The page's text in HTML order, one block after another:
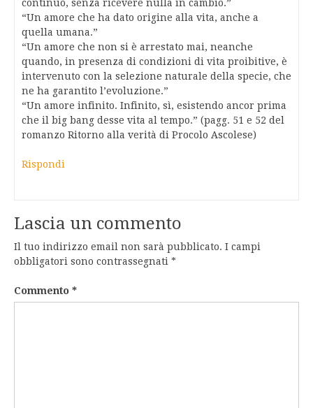
continuo, senza ricevere nulla in cambio.”
“Un amore che ha dato origine alla vita, anche a
quella umana.”
“Un amore che non si è arrestato mai, neanche
quando, in presenza di condizioni di vita proibitive, è
intervenuto con la selezione naturale della specie, che
ne ha garantito l’evoluzione.”
“Un amore infinito. Infinito, sì, esistendo ancor prima
che il big bang desse vita al tempo.” (pagg. 51 e 52 del
romanzo Ritorno alla verità di Procolo Ascolese)
Rispondi
Lascia un commento
Il tuo indirizzo email non sarà pubblicato. I campi
obbligatori sono contrassegnati *
Commento *